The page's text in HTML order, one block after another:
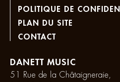
POLITIQUE DE
PLAN DU SITE
CONTACT
DANETT MUSIC
51 Rue de la Châtaigneraie,